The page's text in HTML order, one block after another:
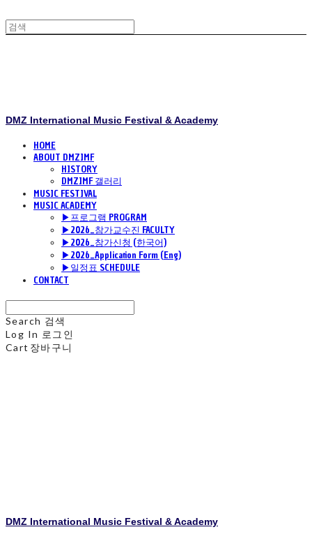
DMZ International Music Festival & Academy
HOME
ABOUT DMZIMF
HISTORY
DMZIMF 갤러리
MUSIC FESTIVAL
MUSIC ACADEMY
▶프로그램 PROGRAM
▶2026_참가교수진 FACULTY
▶2026_참가신청 (한국어)
▶2026_Application Form (Eng)
▶일정표 SCHEDULE
CONTACT
Search 검색
Log In 로그인
Cart 장바구니
DMZ International Music Festival & Academy